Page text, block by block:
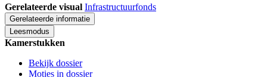
Gerelateerde visual Infrastructuurfonds
Gerelateerde informatie
Leesmodus
Kamerstukken
Bekijk dossier
Moties in dossier